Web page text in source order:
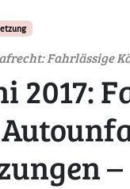
Fahrlässige
2017: